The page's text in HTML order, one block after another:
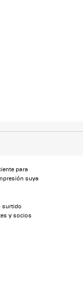
para
suya
surtido
y socios